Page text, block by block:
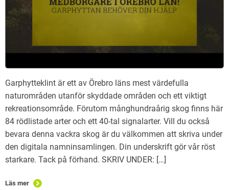
Garphytteklint är ett av Örebro läns mest värdefulla
naturområden utanför skyddade områden och ett viktigt
rekreationsområde. Förutom månghundraårig skog finns här
84 rödlistade arter och ett 40-tal signalarter. Vill du också
bevara denna vackra skog är du välkommen att skriva under
den digitala namninsamlingen. Din underskrift gör vår röst
starkare. Tack på förhand. SKRIV UNDER: […]
Läs mer